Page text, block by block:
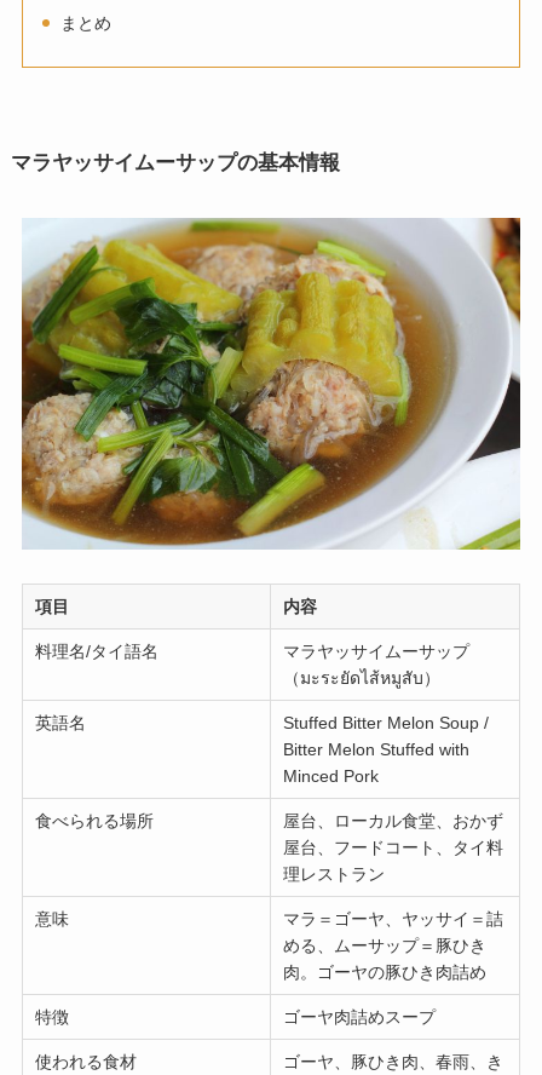
まとめ
マラヤッサイムーサップの基本情報
項目 内容
料理名/タイ語名
マラヤッサイムーサップ
（มะระยัดไส้หมูสับ）
英語名
Stuffed Bitter Melon Soup /
Bitter Melon Stuffed with
Minced Pork
食べられる場所
屋台、ローカル食堂、おかず
屋台、フードコート、タイ料
理レストラン
意味
マラ＝ゴーヤ、ヤッサイ＝詰
める、ムーサップ＝豚ひき
肉。ゴーヤの豚ひき肉詰め
特徴 ゴーヤ肉詰めスープ
使われる食材
ゴーヤ、豚ひき肉、春雨、き